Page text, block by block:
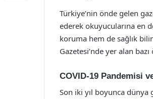
Türkiye’nin önde gelen
ederek okuyucularına en
koruma hem de sağlık
Gazetesi’nde yer alan
COVID-19 Pandemisi
Son iki yıl boyunca dünya